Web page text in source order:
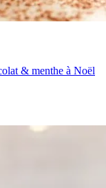
& menthe à Noël